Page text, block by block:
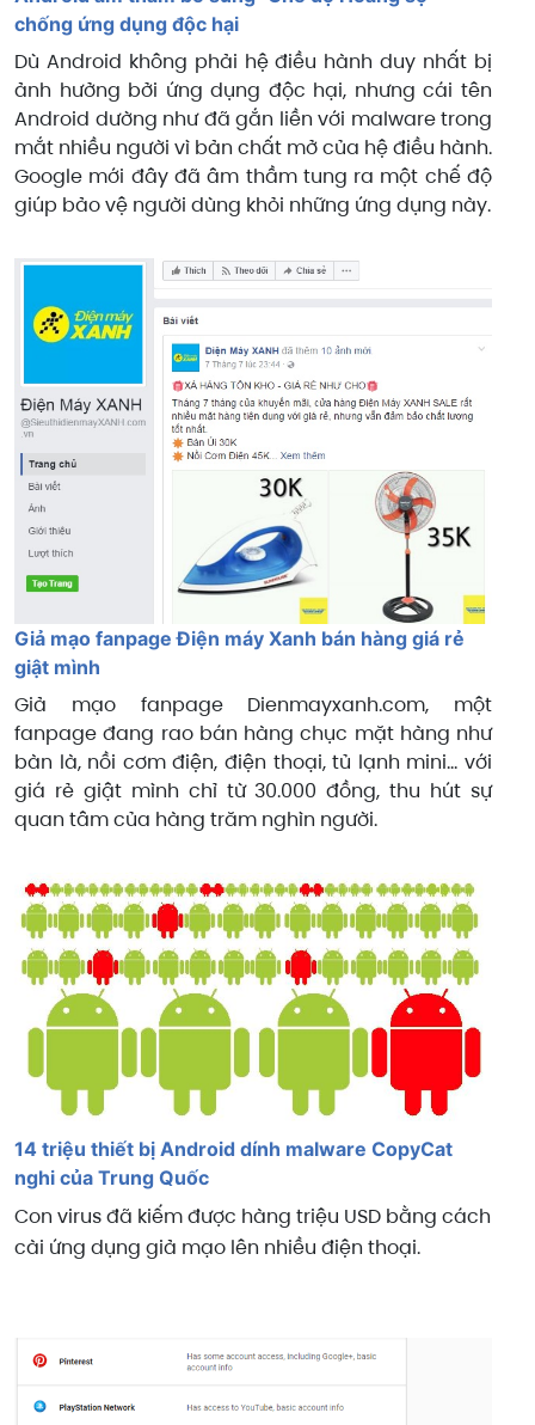
chống ứng dụng độc hại
Dù Android không phải hệ điều hành duy nhất bị
ảnh hưởng bởi ứng dụng độc hại, nhưng cái tên
Android dường như đã gắn liền với malware trong
mắt nhiều người vì bản chất mở của hệ điều hành.
Google mới đây đã âm thầm tung ra một chế độ
giúp bảo vệ người dùng khỏi những ứng dụng này.
Giả mạo fanpage Điện máy Xanh bán hàng giá rẻ
giật mình
Giả mạo fanpage Dienmayxanh.com, một
fanpage đang rao bán hàng chục mặt hàng như
bàn là, nồi cơm điện, điện thoại, tủ lạnh mini… với
giá rẻ giật mình chỉ từ 30.000 đồng, thu hút sự
quan tâm của hàng trăm nghìn người.
14 triệu thiết bị Android dính malware CopyCat
nghi của Trung Quốc
Con virus đã kiếm được hàng triệu USD bằng cách
cài ứng dụng giả mạo lên nhiều điện thoại.